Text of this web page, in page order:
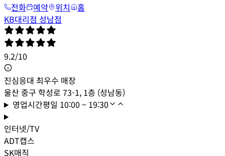
전화
예약 위치
홈
KB대리점 성남점
9.2/10
진심응대 최우수 매장
울산 중구 학성로 73-1, 1층 (성남동)
영업시간평일 10:00 ~ 19:30
인터넷/TV
ADT캡스
SK매직